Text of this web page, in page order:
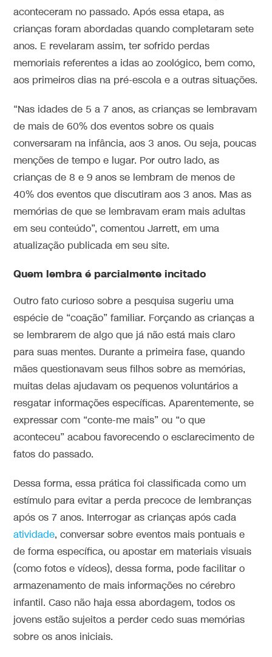
aconteceram no passado. Após essa etapa, as
crianças foram abordadas quando completaram sete
anos. E revelaram assim, ter sofrido perdas
memoriais referentes a idas ao zoológico, bem como,
aos primeiros dias na pré-escola e a outras situações.
“Nas idades de 5 a 7 anos, as crianças se lembravam
de mais de 60% dos eventos sobre os quais
conversaram na infância, aos 3 anos. Ou seja, poucas
menções de tempo e lugar. Por outro lado, as
crianças de 8 e 9 anos se lembram de menos de
40% dos eventos que discutiram aos 3 anos. Mas as
memórias de que se lembravam eram mais adultas
em seu conteúdo”, comentou Jarrett, em uma
atualização publicada em seu site.
Quem lembra é parcialmente incitado
Outro fato curioso sobre a pesquisa sugeriu uma
espécie de “coação” familiar. Forçando as crianças a
se lembrarem de algo que já não está mais claro
para suas mentes. Durante a primeira fase, quando
mães questionavam seus filhos sobre as memórias,
muitas delas ajudavam os pequenos voluntários a
resgatar informações específicas. Aparentemente, se
expressar com “conte-me mais” ou “o que
aconteceu” acabou favorecendo o esclarecimento de
fatos do passado.
Dessa forma, essa prática foi classificada como um
estímulo para evitar a perda precoce de lembranças
após os 7 anos. Interrogar as crianças após cada
atividade, conversar sobre eventos mais pontuais e
de forma específica, ou apostar em materiais visuais
(como fotos e vídeos), dessa forma, pode facilitar o
armazenamento de mais informações no cérebro
infantil. Caso não haja essa abordagem, todos os
jovens estão sujeitos a perder cedo suas memórias
sobre os anos iniciais.